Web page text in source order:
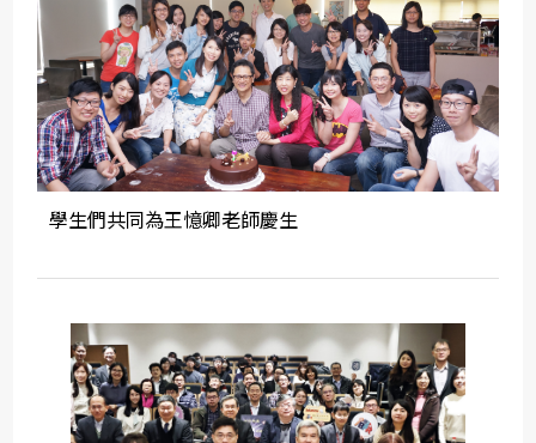
學生們共同為王憶卿老師慶生